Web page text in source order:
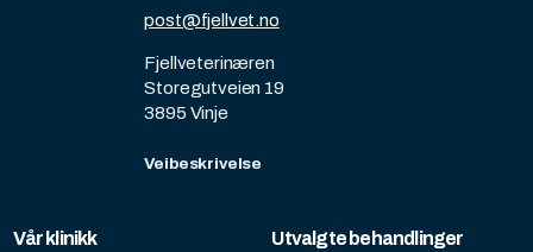
post@fjellvet.no
Fjellveterinæren
Storegutveien 19
3895 Vinje
Veibeskrivelse
Vår klinikk Utvalgte behandlinger